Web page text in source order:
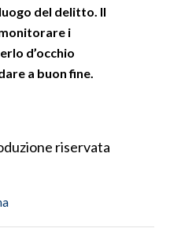
del delitto. Il
i
d’occhio
a buon fine.
riservata